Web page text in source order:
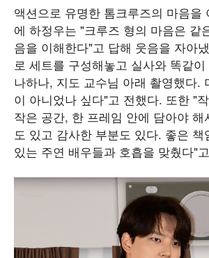
액션으로 유명한 톰크루즈의 마음을
에 하정우는 "크루즈 형의 마음은 같
음을 이해한다"고 답해 웃음을 자아
로 세트를 구성해놓고 실사와 똑같
나하나, 지도 교수님 아래 촬영했다.
이 아니었나 싶다"고 전했다. 또한 "
작은 공간, 한 프레임 안에 담아야 해
도 있고 감사한 부분도 있다. 좋은 책
있는 주연 배우들과 호흡을 맞췄다"